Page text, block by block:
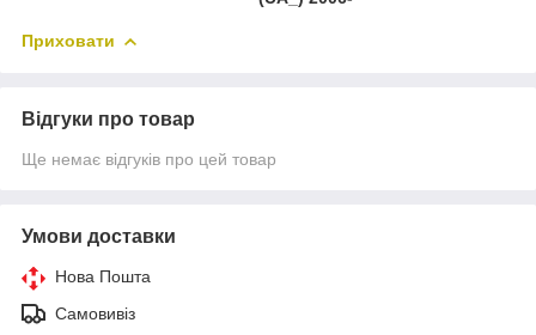
Приховати
Відгуки про товар
Ще немає відгуків про цей товар
Умови доставки
Нова Пошта
Самовивіз